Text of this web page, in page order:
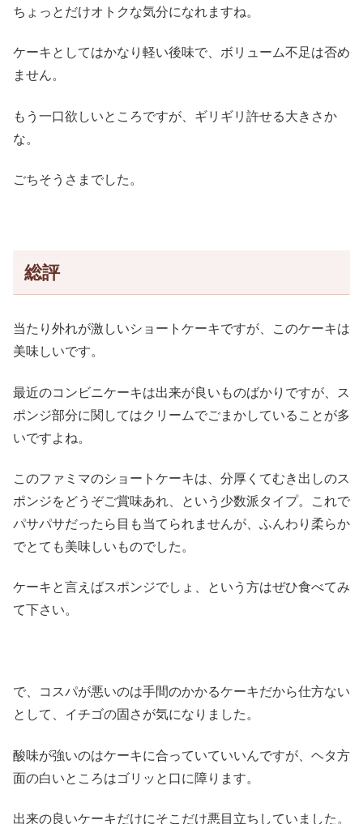
ちょっとだけオトクな気分になれますね。
ケーキとしてはかなり軽い後味で、ボリューム不足は否め
ません。
もう一口欲しいところですが、ギリギリ許せる大きさか
な。
ごちそうさまでした。
総評
当たり外れが激しいショートケーキですが、このケーキは
美味しいです。
最近のコンビニケーキは出来が良いものばかりですが、ス
ポンジ部分に関してはクリームでごまかしていることが多
いですよね。
このファミマのショートケーキは、分厚くてむき出しのス
ポンジをどうぞご賞味あれ、という少数派タイプ。これで
パサパサだったら目も当てられませんが、ふんわり柔らか
でとても美味しいものでした。
ケーキと言えばスポンジでしょ、という方はぜひ食べてみ
て下さい。
で、コスパが悪いのは手間のかかるケーキだから仕方ない
として、イチゴの固さが気になりました。
酸味が強いのはケーキに合っていていいんですが、ヘタ方
面の白いところはゴリッと口に障ります。
出来の良いケーキだけにそこだけ悪目立ちしていました。